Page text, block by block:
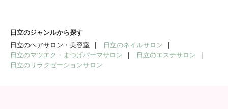
日立のジャンルから探す
日立のヘアサロン・美容室
日立のネイルサロン
日立のマツエク・まつげパーマサロン
日立のエステサロン
日立のリラクゼーションサロン